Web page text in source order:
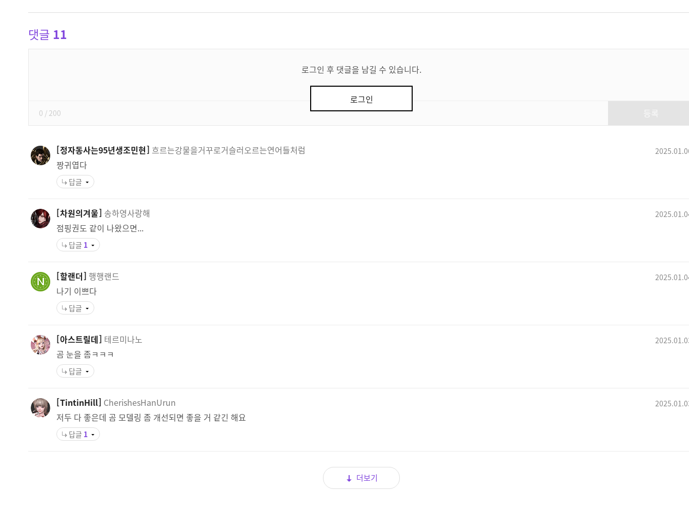
로아유저의 편지 for 금강선
댓글 11
로그인 후 댓글을 남길 수 있습니다.
로그인
0 / 200
정자동사는95년생조민현 흐르는강물을거꾸로거슬러오르는연어들처럼
짱귀엽다
답글
차원의겨울 송하영사랑해
점핑권도 같이 나왔으면...
답글 1
할랜더 행행랜드
나기 이쁘다
답글
아스트릴데 테르미나노
곰 눈을 좀ㅋㅋㅋ
답글
TintinHill CherishesHanUrun
저두 다 좋은데 곰 모델링 좀 개선되면 좋을 거 같긴 해요
답글 1
더보기